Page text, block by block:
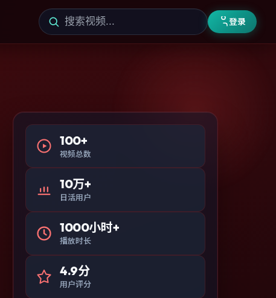
登录
100+
视频总数
10万+
日活用户
1000小时+
播放时长
4.9分
用户评分